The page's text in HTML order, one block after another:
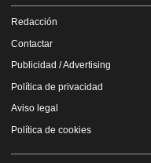
Redacción
Contactar
Publicidad / Advertising
Política de privacidad
Aviso legal
Política de cookies